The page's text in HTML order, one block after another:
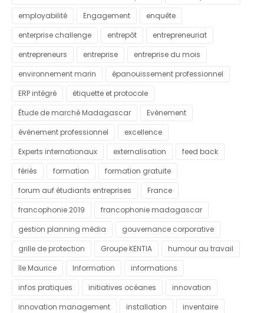
employabilité
Engagement
enquête
enterprise challenge
entrepôt
entrepreneuriat
entrepreneurs
entreprise
entreprise du mois
environnement marin
épanouissement professionnel
ERP intégré
étiquette et protocole
Étude de marché Madagascar
Evènement
événement professionnel
excellence
Experts internationaux
externalisation
feed back
fériés
formation
formation gratuite
forum auf étudiants entreprises
France
francophonie 2019
francophonie madagascar
gestion planning média
gouvernance corporative
grille de protection
Groupe KENTIA
humour au travail
île Maurice
Information
informations
infos pratiques
initiatives océanes
innovation
innovation management
installation
inventaire